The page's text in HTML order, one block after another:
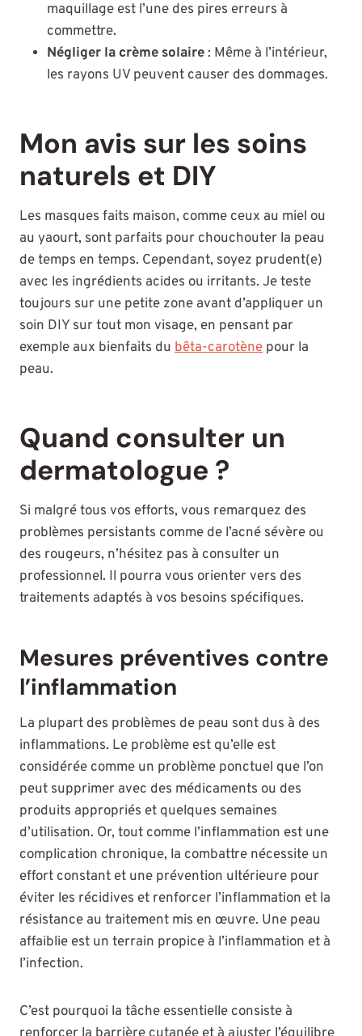
maquillage est l’une des pires erreurs à
commettre.
Négliger la crème solaire: Même à l’intérieur,
les rayons UV peuvent causer des dommages.
Mon avis sur les soins
naturels et DIY
Les masques faits maison, comme ceux au miel ou
au yaourt, sont parfaits pour chouchouter la peau
de temps en temps. Cependant, soyez prudent(e)
avec les ingrédients acides ou irritants. Je teste
toujours sur une petite zone avant d’appliquer un
soin DIY sur tout mon visage, en pensant par
exemple aux bienfaits du bêta-carotène pour la
peau.
Quand consulter un
dermatologue ?
Si malgré tous vos efforts, vous remarquez des
problèmes persistants comme de l’acné sévère ou
des rougeurs, n’hésitez pas à consulter un
professionnel. Il pourra vous orienter vers des
traitements adaptés à vos besoins spécifiques.
Mesures préventives contre
l’inflammation
La plupart des problèmes de peau sont dus à des
inflammations. Le problème est qu’elle est
considérée comme un problème ponctuel que l’on
peut supprimer avec des médicaments ou des
produits appropriés et quelques semaines
d’utilisation. Or, tout comme l’inflammation est une
complication chronique, la combattre nécessite un
effort constant et une prévention ultérieure pour
éviter les récidives et renforcer l’inflammation et la
résistance au traitement mis en œuvre. Une peau
affaiblie est un terrain propice à l’inflammation et à
l’infection.
C’est pourquoi la tâche essentielle consiste à